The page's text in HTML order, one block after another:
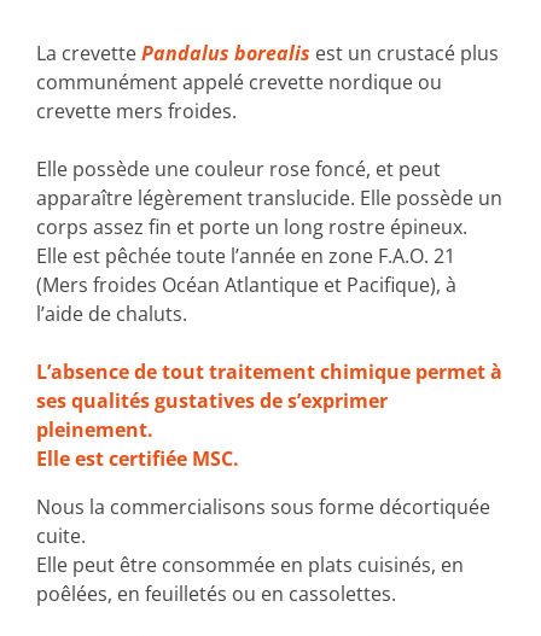
La crevettePandalus borealis est un crustacé plus
communément appelé crevette nordique ou
crevette mers froides.
Elle possède une couleur rose foncé, et peut
apparaître légèrement translucide. Elle possède un
corps assez fin et porte un long rostre épineux.
Elle est pêchée toute l’année en zone F.A.O. 21
(Mers froides Océan Atlantique et Pacifique), à
l’aide de chaluts.
L’absence de tout traitement chimique permet à
ses qualités gustatives de s’exprimer
pleinement.
Elle est certifiée MSC.
Nous la commercialisons sous forme décortiquée
cuite.
Elle peut être consommée en plats cuisinés, en
poêlées, en feuilletés ou en cassolettes.